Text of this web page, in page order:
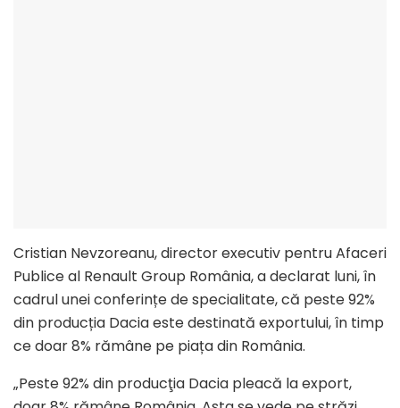
Cristian Nevzoreanu, director executiv pentru Afaceri
Publice al Renault Group România, a declarat luni, în
cadrul unei conferințe de specialitate, că peste 92%
din producția Dacia este destinată exportului, în timp
ce doar 8% rămâne pe piața din România.
„Peste 92% din producţia Dacia pleacă la export,